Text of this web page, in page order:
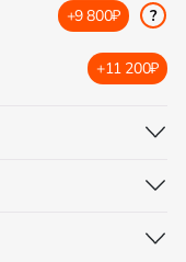
+9 800₽ ?
+11 200₽